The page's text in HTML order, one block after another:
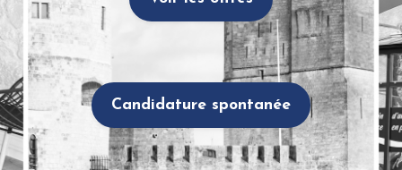
Candidature spontanée